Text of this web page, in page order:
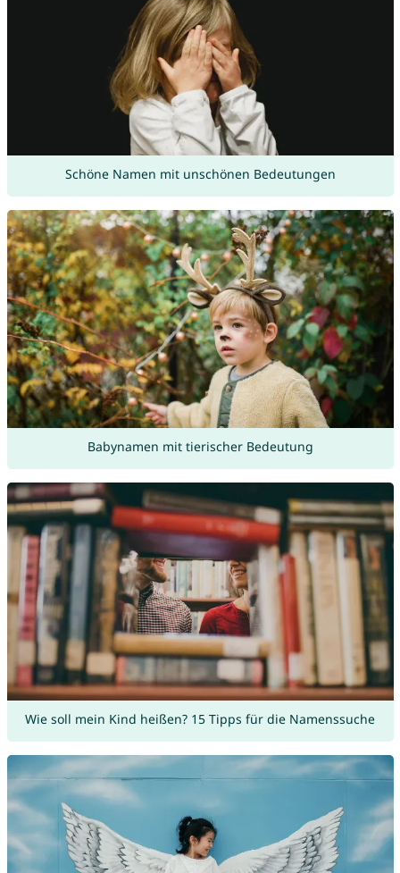
Schöne Namen mit unschönen Bedeutungen
Babynamen mit tierischer Bedeutung
Wie soll mein Kind heißen? 15 Tipps für die Namenssuche